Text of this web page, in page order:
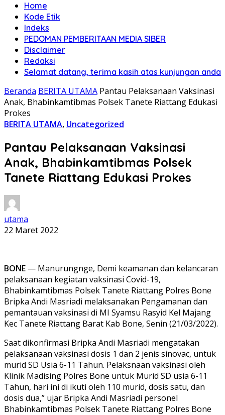
Home
Kode Etik
Indeks
PEDOMAN PEMBERITAAN MEDIA SIBER
Disclaimer
Redaksi
Selamat datang, terima kasih atas kunjungan anda
Beranda BERITA UTAMA Pantau Pelaksanaan Vaksinasi
Anak, Bhabinkamtibmas Polsek Tanete Riattang Edukasi
Prokes
BERITA UTAMA, Uncategorized
Pantau Pelaksanaan Vaksinasi
Anak, Bhabinkamtibmas Polsek
Tanete Riattang Edukasi Prokes
utama
22 Maret 2022
BONE — Manurungnge, Demi keamanan dan kelancaran
pelaksanaan kegiatan vaksinasi Covid-19,
Bhabinkamtibmas Polsek Tanete Riattang Polres Bone
Bripka Andi Masriadi melaksanakan Pengamanan dan
pemantauan vaksinasi di MI Syamsu Rasyid Kel Majang
Kec Tanete Riattang Barat Kab Bone, Senin (21/03/2022).
Saat dikonfirmasi Bripka Andi Masriadi mengatakan
pelaksanaan vaksinasi dosis 1 dan 2 jenis sinovac, untuk
murid SD Usia 6-11 Tahun. Pelaksnaan vaksinasi oleh
Klinik Madising Polres Bone untuk Murid SD usia 6-11
Tahun, hari ini di ikuti oleh 110 murid, dosis satu, dan
dosis dua,” ujar Bripka Andi Masriadi personel
Bhabinkamtibmas Polsek Tanete Riattang Polres Bone